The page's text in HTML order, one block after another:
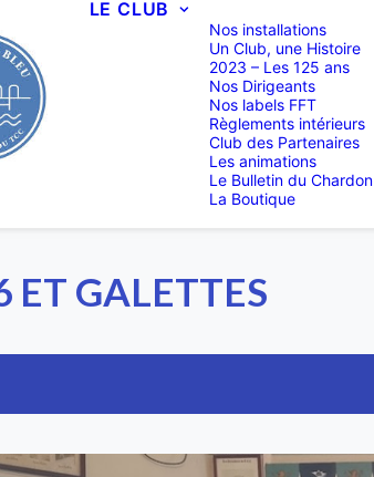
LE CLUB
Nos installations
Un Club, une Histoire
2023 – Les 125 ans
Nos Dirigeants
Nos labels FFT
Règlements intérieurs
Club des Partenaires
Les animations
Le Bulletin du Chardon
La Boutique
GALETTES